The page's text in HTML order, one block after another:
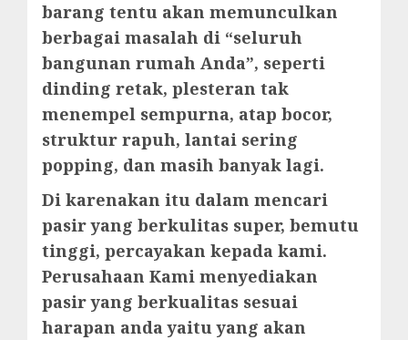
barang tentu akan memunculkan
berbagai masalah di “seluruh
bangunan rumah Anda”, seperti
dinding retak, plesteran tak
menempel sempurna, atap bocor,
struktur rapuh, lantai sering
popping, dan masih banyak lagi.
Di karenakan itu dalam mencari
pasir yang berkulitas super, bemutu
tinggi, percayakan kepada kami.
Perusahaan Kami menyediakan
pasir yang berkualitas sesuai
harapan anda yaitu yang akan